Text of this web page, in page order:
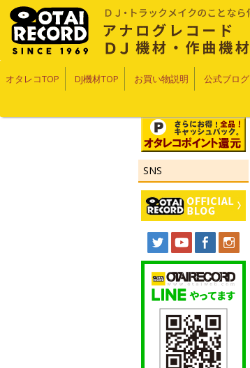
オタレコTOP DJ機材TOP お買い物説明 公式ブログ
SNS